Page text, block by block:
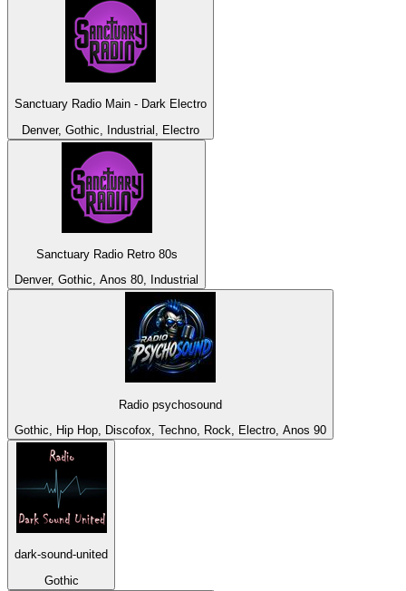
Sanctuary Radio Main - Dark Electro
Denver, Gothic, Industrial, Electro
Sanctuary Radio Retro 80s
Denver, Gothic, Anos 80, Industrial
Radio psychosound
Gothic, Hip Hop, Discofox, Techno, Rock, Electro, Anos 90
dark-sound-united
Gothic